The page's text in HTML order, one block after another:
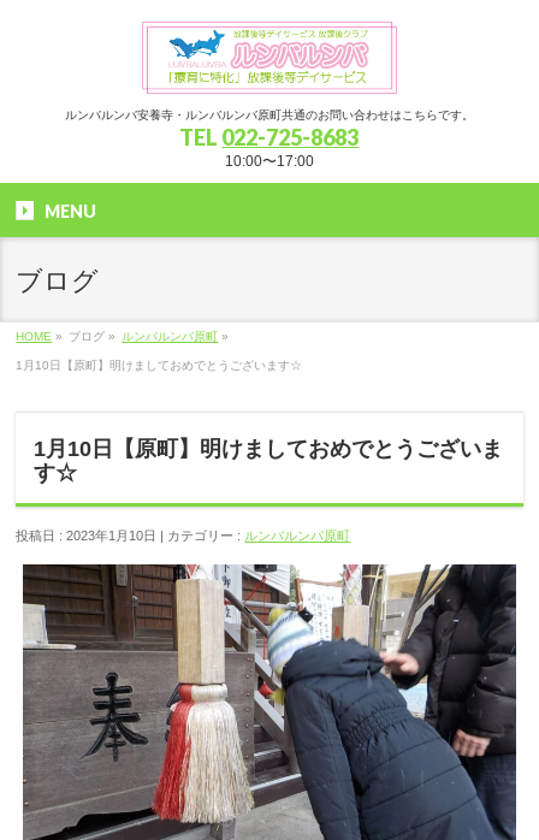
ルンバルンバ安養寺・ルンバルンバ原町共通のお問い合わせはこちらです。
TEL 022-725-8683
10:00〜17:00
MENU
ブログ
HOME » ブログ » ルンバルンバ原町 »
1月10日【原町】明けましておめでとうございます☆
1月10日【原町】明けましておめでとうございま
す☆
投稿日 : 2023年1月10日 | カテゴリー : ルンバルンバ原町